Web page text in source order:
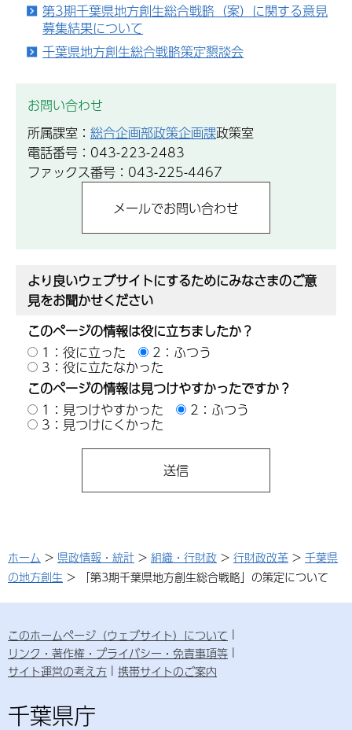
第3期千葉県地方創生総合戦略（案）に関する意見
募集結果について
千葉県地方創生総合戦略策定懇談会
お問い合わせ
所属課室： 総合企画部政策企画課政策室
電話番号：043-223-2483
ファックス番号：043-225-4467
より良いウェブサイトにするためにみなさまのご意
見をお聞かせください
このページの情報は役に立ちましたか？
1：役に立った
2：ふつう
3：役に立たなかった
このページの情報は見つけやすかったですか？
1：見つけやすかった
2：ふつう
3：見つけにくかった
ホーム > 県政情報・統計 > 組織・行財政 > 行財政改革 > 千葉県
の地方創生 > 「第3期千葉県地方創生総合戦略」の策定について
このホームページ（ウェブサイト）について
リンク・著作権・プライバシー・免責事項等
サイト運営の考え方
携帯サイトのご案内
千葉県庁